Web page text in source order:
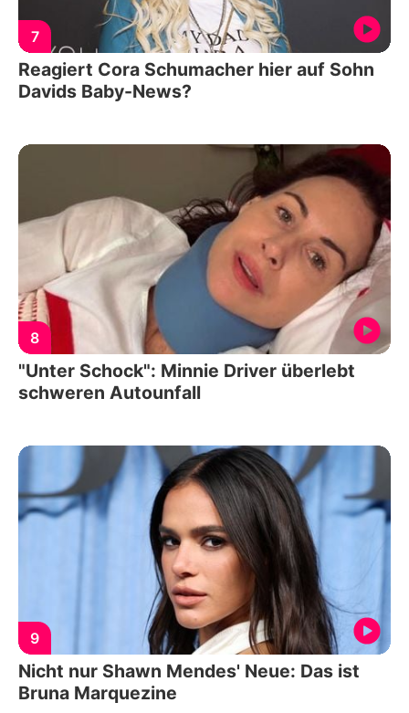
7
Reagiert Cora Schumacher hier auf Sohn
Davids Baby-News?
8
"Unter Schock": Minnie Driver überlebt
schweren Autounfall
9
Nicht nur Shawn Mendes' Neue: Das ist
Bruna Marquezine